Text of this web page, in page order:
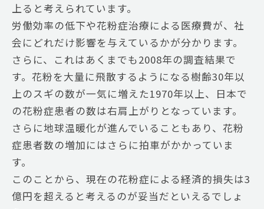
上ると考えられています。
労働効率の低下や花粉症治療による医療費が、社
会にどれだけ影響を与えているかが分かります。
さらに、これはあくまでも2008年の調査結果で
す。花粉を大量に飛散するようになる樹齢30年以
上のスギの数が一気に増えた1970年以上、日本で
の花粉症患者の数は右肩上がりとなっています。
さらに地球温暖化が進んでいることもあり、花粉
症患者数の増加にはさらに拍車がかかっていま
す。
このことから、現在の花粉症による経済的損失は3
億円を超えると考えるのが妥当だといえるでしょ